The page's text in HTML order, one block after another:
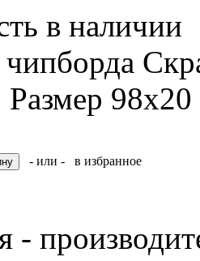
в наличии
Размер
- или - в избранное